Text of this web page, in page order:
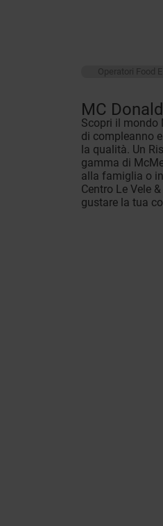
Operatori Food
MC
Scopri il mondo
di compleanno
la qualità. Un
gamma di
alla famiglia o
Centro Le Vele
gustare la tua